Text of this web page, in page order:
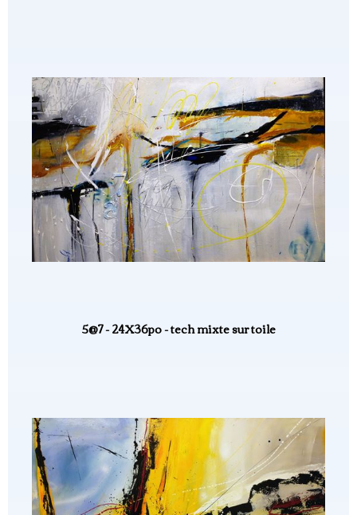
5@7 - 24X36po - tech mixte sur toile